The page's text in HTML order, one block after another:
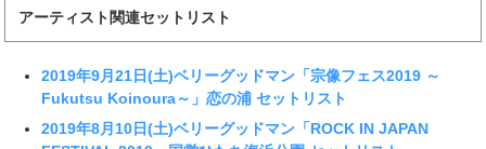
アーティスト関連セットリスト
2019年9月21日(土)ベリーグッドマン「宗像フェス2019 ～
Fukutsu Koinoura～」恋の浦 セットリスト
2019年8月10日(土)ベリーグッドマン「ROCK IN JAPAN